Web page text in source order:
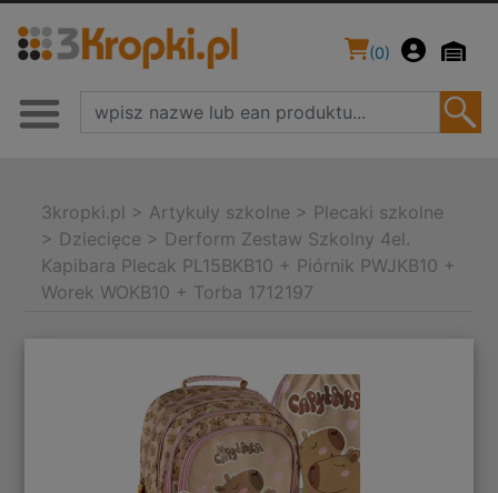
(0)
3kropki.pl > Artykuły szkolne > Plecaki szkolne
> Dziecięce > Derform Zestaw Szkolny 4el.
Kapibara Plecak PL15BKB10 + Piórnik PWJKB10 +
Worek WOKB10 + Torba 1712197